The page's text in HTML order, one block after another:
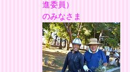
進委員）
のみなさま